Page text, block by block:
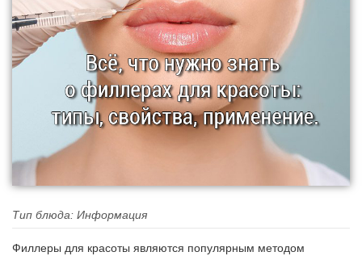
Тип блюда: Информация
Филлеры для красоты являются популярным методом